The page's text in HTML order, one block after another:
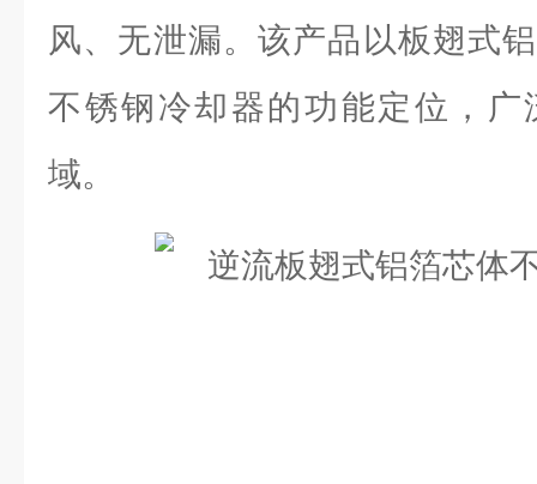
风、无泄漏。该产品以板翅式
不锈钢冷却器的功能定位，广
域。